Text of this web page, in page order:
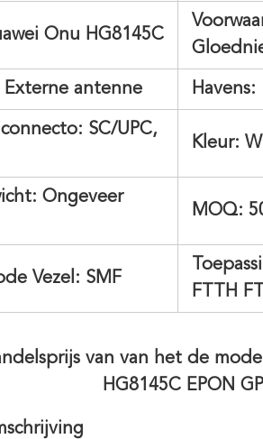
Onu HG8145C
Externe antenne Havens:
SC/UPC,
Kleur:
Ongeveer
MOQ:
Vezel: SMF
FTTH
van van het de
HG8145C EPON